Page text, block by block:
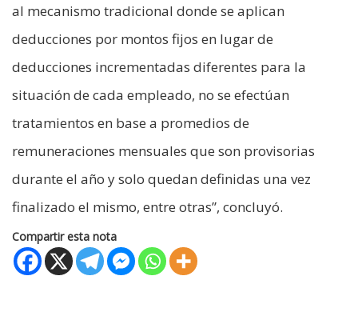
al mecanismo tradicional donde se aplican
deducciones por montos fijos en lugar de
deducciones incrementadas diferentes para la
situación de cada empleado, no se efectúan
tratamientos en base a promedios de
remuneraciones mensuales que son provisorias
durante el año y solo quedan definidas una vez
finalizado el mismo, entre otras”, concluyó.
Compartir esta nota